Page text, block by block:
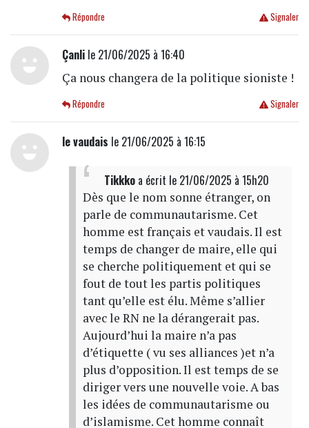
Signaler
Répondre
Çanlile 21/06/2025 à 16:40
Ça nous changera de la politique sioniste !
Signaler
Répondre
le vaudais le 21/06/2025 à 16:15
Tikkkoa écrit le 21/06/2025 à 15h20
Dès que le nom sonne étranger, on
parle de communautarisme. Cet
homme est français et vaudais. Il est
temps de changer de maire, elle qui
se cherche politiquement et qui se
fout de tout les partis politiques
tant qu’elle est élu. Même s’allier
avec le RN ne la dérangerait pas.
Aujourd’hui la maire n’a pas
d’étiquette ( vu ses alliances )et n’a
plus d’opposition. Il est temps de se
diriger vers une nouvelle voie. A bas
les idées de communautarisme ou
d’islamisme. Cet homme connaît